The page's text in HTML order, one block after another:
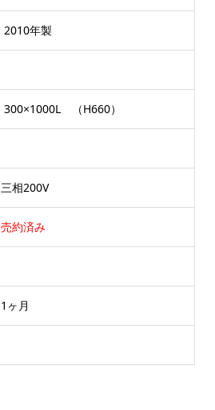
2010年製
300×1000L （H660）
三相200V
売約済み
1ヶ月